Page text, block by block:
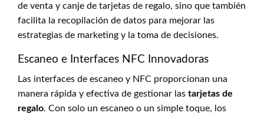
de venta y canje de tarjetas de regalo, sino que también
facilita la recopilación de datos para mejorar las
estrategias de marketing y la toma de decisiones.
Escaneo e Interfaces NFC Innovadoras
Las interfaces de escaneo y NFC proporcionan una
manera rápida y efectiva de gestionar las tarjetas de
regalo. Con solo un escaneo o un simple toque, los